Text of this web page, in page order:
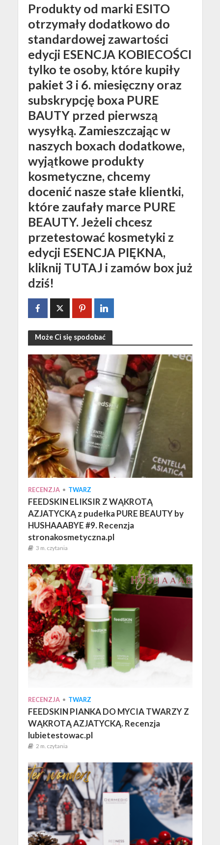
Produkty od marki ESITO
otrzymały dodatkowo do
standardowej zawartości
edycji ESENCJA KOBIECOŚCI
tylko te osoby, które kupiły
pakiet 3 i 6. miesięczny oraz
subskrypcję boxa PURE
BAUTY przed pierwszą
wysyłką. Zamieszczając w
naszych boxach dodatkowe,
wyjątkowe produkty
kosmetyczne, chcemy
docenić nasze stałe klientki,
które zaufały marce PURE
BEAUTY. Jeżeli chcesz
przetestować kosmetyki z
edycji ESENCJA PIĘKNA,
kliknij TUTAJ i zamów box już
dziś!
Może Ci się spodobać
RECENZJA • TWARZ
FEEDSKIN ELIKSIR Z WĄKROTĄ
AZJATYCKĄ z pudełka PURE BEAUTY by
HUSHAAABYE #9. Recenzja
stronakosmetyczna.pl
3 m. czytania
RECENZJA • TWARZ
FEEDSKIN PIANKA DO MYCIA TWARZY Z
WĄKROTĄ AZJATYCKĄ. Recenzja
lubietestowac.pl
2 m. czytania